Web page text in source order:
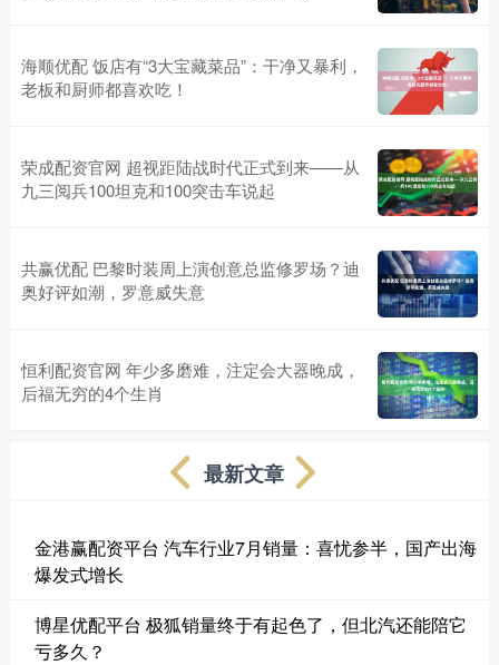
海顺优配 饭店有“3大宝藏菜品”：干净又暴利，
老板和厨师都喜欢吃！
荣成配资官网 超视距陆战时代正式到来——从
九三阅兵100坦克和100突击车说起
共赢优配 巴黎时装周上演创意总监修罗场？迪
奥好评如潮，罗意威失意
恒利配资官网 年少多磨难，注定会大器晚成，
后福无穷的4个生肖
最新文章
金港赢配资平台 汽车行业7月销量：喜忧参半，国产出海
爆发式增长
博星优配平台 极狐销量终于有起色了，但北汽还能陪它
亏多久？